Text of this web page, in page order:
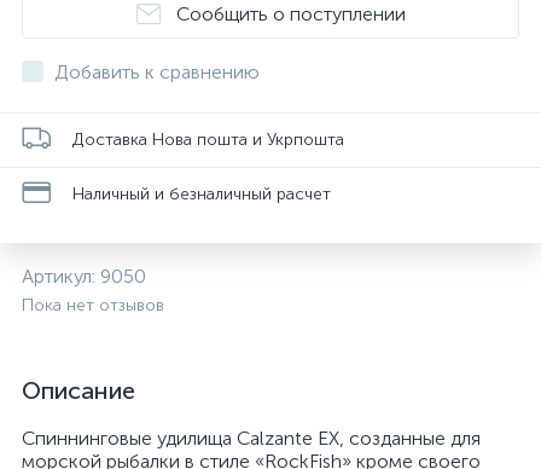
Сообщить о поступлении
Добавить к сравнению
Доставка Нова пошта и Укрпошта
Наличный и безналичный расчет
Артикул: 9050
Пока нет отзывов
Описание
Спиннинговые удилища Calzante EX, созданные для
морской рыбалки в стиле «RockFish» кроме своего